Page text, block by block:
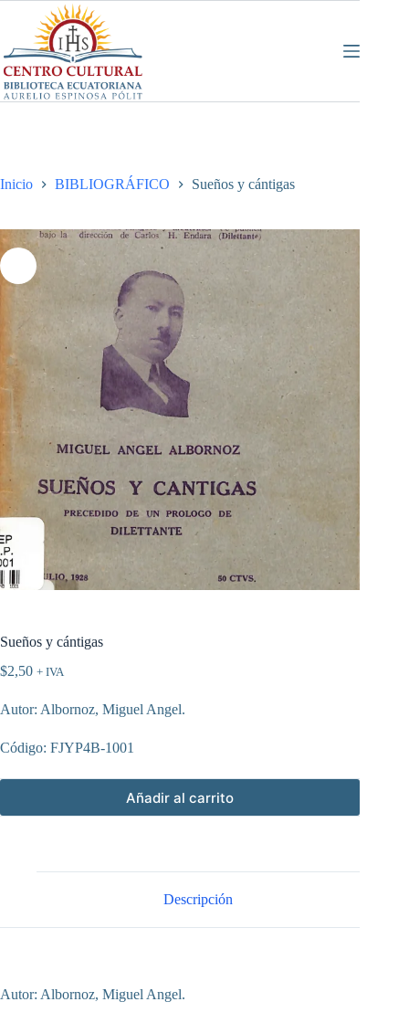
contenido
Inicio BIBLIOGRÁFICO Sueños y cántigas
Sueños y cántigas
$2,50 + IVA
Autor: Albornoz, Miguel Angel.
Código: FJYP4B-1001
Añadir al carrito
Descripción
Autor: Albornoz, Miguel Angel.